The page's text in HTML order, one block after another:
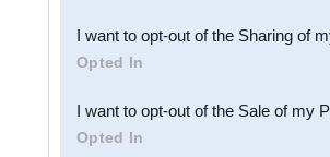
Downstream Participants
third parties.
I want to opt-out of the Sharing of
Opted In
I want to opt-out of the Sale of my
Opted In